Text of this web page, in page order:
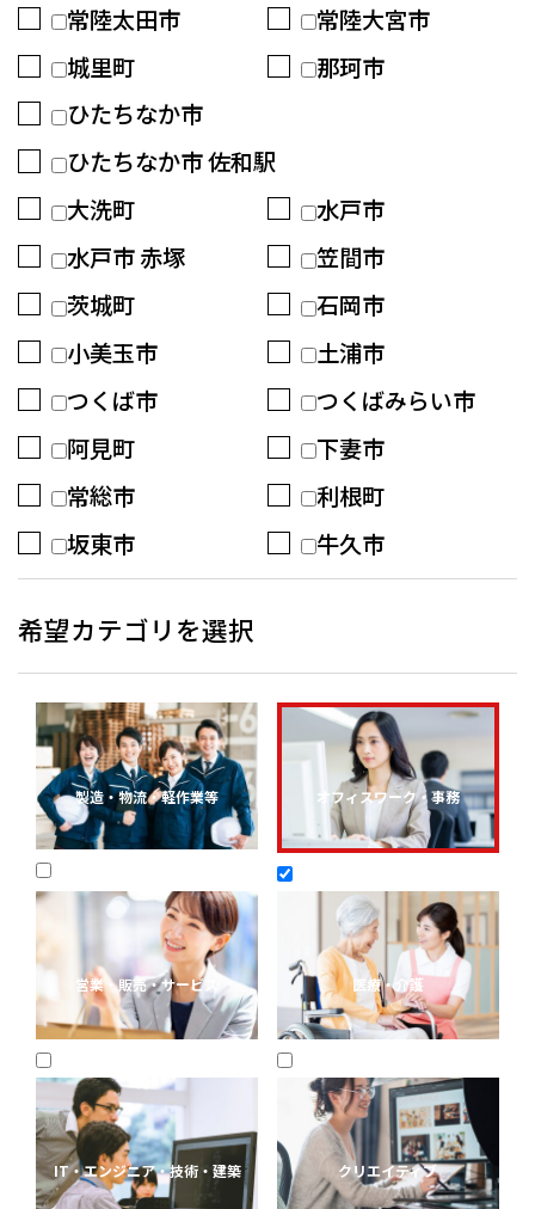
常陸太田市
常陸大宮市
城里町
那珂市
ひたちなか市
ひたちなか市 佐和駅
大洗町
水戸市
水戸市 赤塚
笠間市
茨城町
石岡市
小美玉市
土浦市
つくば市
つくばみらい市
阿見町
下妻市
常総市
利根町
坂東市
牛久市
希望カテゴリを選択
製造・物流・軽作業等 オフィスワーク・事務
営業・販売・サービス 医療・介護
IT・エンジニア・技術・建築 クリエイティブ